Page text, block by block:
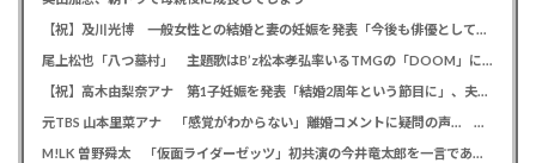
【祝】及川光博 一般女性との結婚と妻の妊娠を発表「今後も俳優としてミッチーとして精進」
尾上松也「八つ墓村」 主題歌はB’z松本孝弘率いるTMGの「DOOM」に決定、メインビジュアル＆本予告編も解禁
【祝】高木由梨奈アナ 第1子妊娠を発表「結婚2周年という節目に」、夫は岸田タツヤ
元TBS 山本里菜アナ 「感覚がわからない」離婚コメントに疑問の声… シャンパンタワーの超豪華式も結婚生活は4年半で終止符
M!LK 曽野舜太 「仮面ライダーゼッツ」初共演の今井竜太郎を一言であらわすと「大きいゴールデンレトリバー